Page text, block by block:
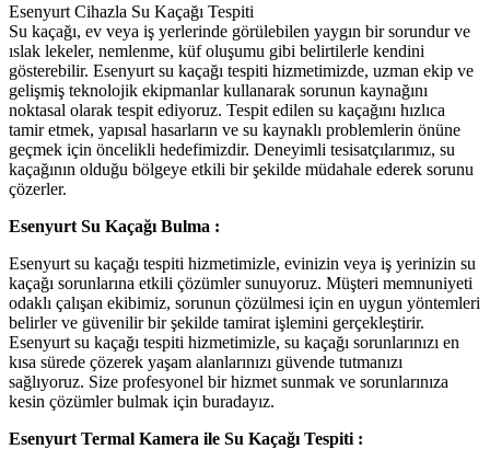
Esenyurt Cihazla Su Kaçağı Tespiti
Su kaçağı, ev veya iş yerlerinde görülebilen yaygın bir sorundur ve
ıslak lekeler, nemlenme, küf oluşumu gibi belirtilerle kendini
gösterebilir. Esenyurt su kaçağı tespiti hizmetimizde, uzman ekip ve
gelişmiş teknolojik ekipmanlar kullanarak sorunun kaynağını
noktasal olarak tespit ediyoruz. Tespit edilen su kaçağını hızlıca
tamir etmek, yapısal hasarların ve su kaynaklı problemlerin önüne
geçmek için öncelikli hedefimizdir. Deneyimli tesisatçılarımız, su
kaçağının olduğu bölgeye etkili bir şekilde müdahale ederek sorunu
çözerler.
Esenyurt Su Kaçağı Bulma :
Esenyurt su kaçağı tespiti hizmetimizle, evinizin veya iş yerinizin su
kaçağı sorunlarına etkili çözümler sunuyoruz. Müşteri memnuniyeti
odaklı çalışan ekibimiz, sorunun çözülmesi için en uygun yöntemleri
belirler ve güvenilir bir şekilde tamirat işlemini gerçekleştirir.
Esenyurt su kaçağı tespiti hizmetimizle, su kaçağı sorunlarınızı en
kısa sürede çözerek yaşam alanlarınızı güvende tutmanızı
sağlıyoruz. Size profesyonel bir hizmet sunmak ve sorunlarınıza
kesin çözümler bulmak için buradayız.
Esenyurt Termal Kamera ile Su Kaçağı Tespiti :